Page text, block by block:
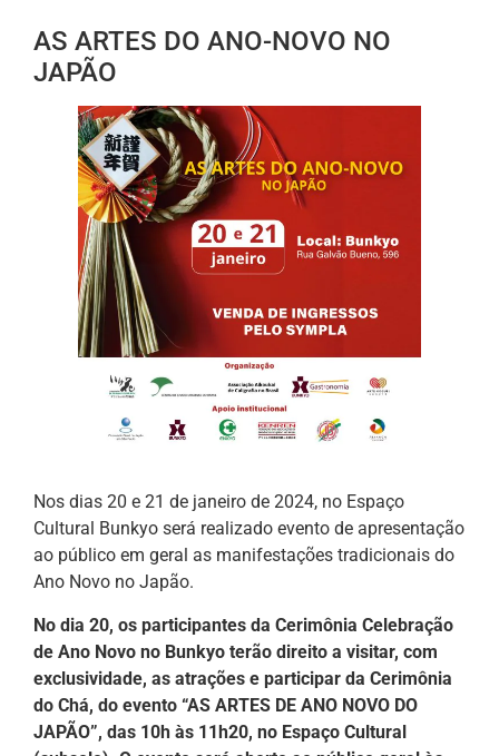
AS ARTES DO ANO-NOVO NO
JAPÃO
Nos dias 20 e 21 de janeiro de 2024, no Espaço
Cultural Bunkyo será realizado evento de apresentação
ao público em geral as manifestações tradicionais do
Ano Novo no Japão.
No dia 20, os participantes da Cerimônia Celebração
de Ano Novo no Bunkyo terão direito a visitar, com
exclusividade, as atrações e participar da Cerimônia
do Chá, do evento “AS ARTES DE ANO NOVO DO
JAPÃO”, das 10h às 11h20, no Espaço Cultural